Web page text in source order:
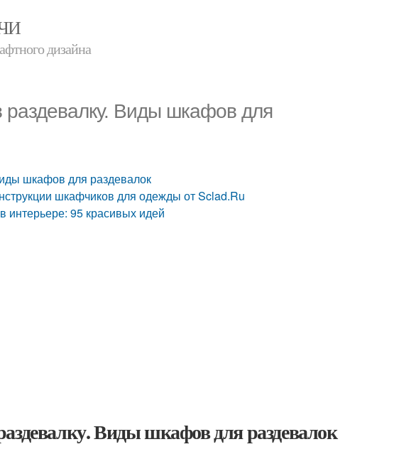
дизайна
Виды шкафов для
шкафов для раздевалок
шкафчиков для одежды от Sclad.Ru
интерьере: 95 красивых идей
Виды шкафов для раздевалок